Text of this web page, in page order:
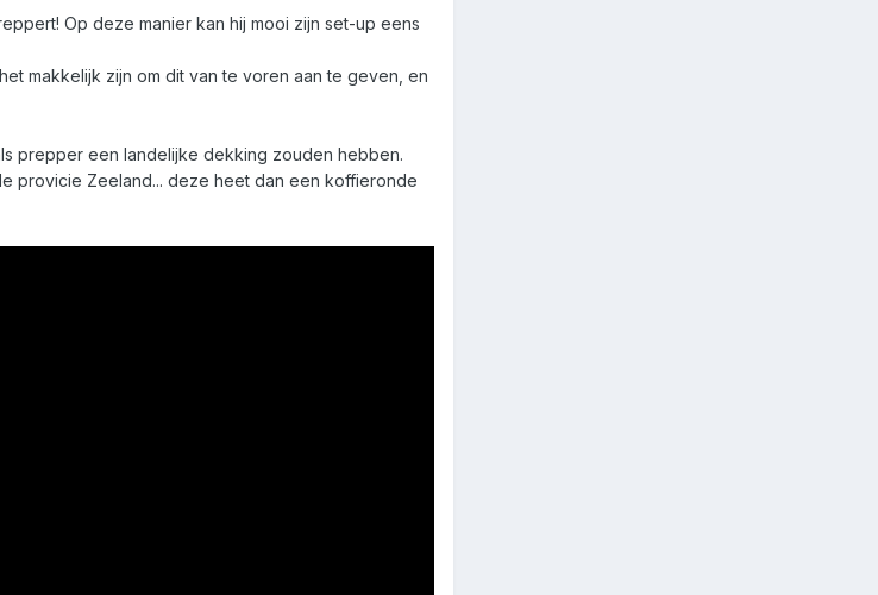
Op deze manier kan hij mooi zijn set-up eens
makkelijk zijn om dit van te voren aan te geven, en
prepper een landelijke dekking zouden hebben.
provicie Zeeland... deze heet dan een koffieronde